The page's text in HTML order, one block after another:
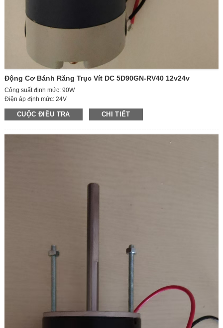
Động Cơ Bánh Răng Trục Vít DC 5D90GN-RV40 12v24v
Công suất định mức: 90W
Điện áp định mức: 24V
Tốc độ không tải: 2100 vòng/phút
Tốc độ có tải: 1800 vòng/phút
Dòng điện khi tải: 5,5A
CUỘC ĐIỀU TRA CHI TIẾT